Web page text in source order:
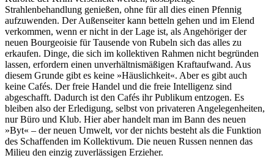
Strahlenbehandlung genießen, ohne für all dies einen Pfennig
aufzuwenden. Der Außenseiter kann betteln gehen und im Elend
verkommen, wenn er nicht in der Lage ist, als Angehöriger der
neuen Bourgeoisie für Tausende von Rubeln sich das alles zu
erkaufen. Dinge, die sich im kollektiven Rahmen nicht begründen
lassen, erfordern einen unverhältnismäßigen Kraftaufwand. Aus
diesem Grunde gibt es keine »Häuslichkeit«. Aber es gibt auch
keine Cafés. Der freie Handel und die freie Intelligenz sind
abgeschafft. Dadurch ist den Cafés ihr Publikum entzogen. Es
bleiben also der Erledigung, selbst von privateren Angelegenheiten,
nur Büro und Klub. Hier aber handelt man im Bann des neuen
»Byt« – der neuen Umwelt, vor der nichts besteht als die Funktion
des Schaffenden im Kollektivum. Die neuen Russen nennen das
Milieu den einzig zuverlässigen Erzieher.